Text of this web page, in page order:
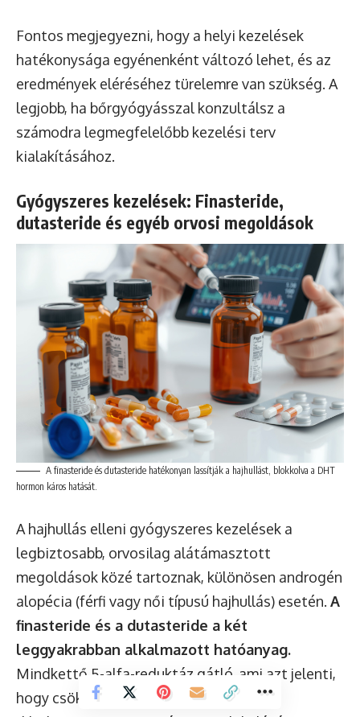
Fontos megjegyezni, hogy a helyi kezelések
hatékonysága egyénenként változó lehet, és az
eredmények eléréséhez türelemre van szükség. A
legjobb, ha bőrgyógyásszal konzultálsz a
számodra legmegfelelőbb kezelési terv
kialakításához.
Gyógyszeres kezelések: Finasteride,
dutasteride és egyéb orvosi megoldások
A finasteride és dutasteride hatékonyan lassítják a hajhullást, blokkolva a DHT
hormon káros hatását.
A hajhullás elleni gyógyszeres kezelések a
legbiztosabb, orvosilag alátámasztott
megoldások közé tartoznak, különösen androgén
alopécia (férfi vagy női típusú hajhullás) esetén. A
finasteride és a dutasteride a két
leggyakrabban alkalmazott hatóanyag.
Mindkettő 5-alfa-reduktáz gátló, ami azt jelenti,
hogy csökkentik a tesztoszteron